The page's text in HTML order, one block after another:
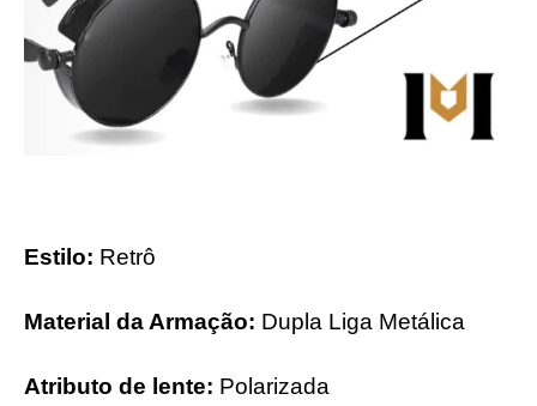
Estilo: Retrô
Material da Armação: Dupla Liga Metálica
Atributo de lente: Polarizada